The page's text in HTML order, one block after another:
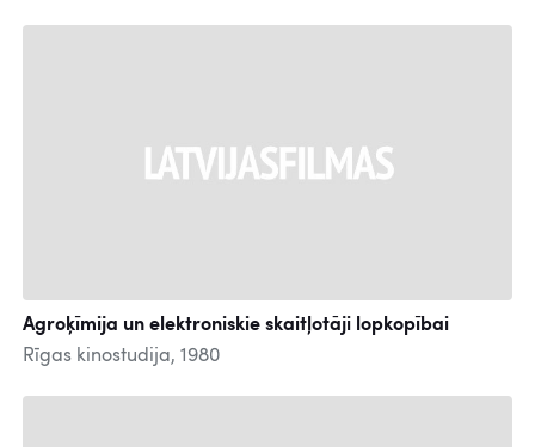
Agroķīmija un elektroniskie skaitļotāji lopkopībai
Rīgas kinostudija, 1980